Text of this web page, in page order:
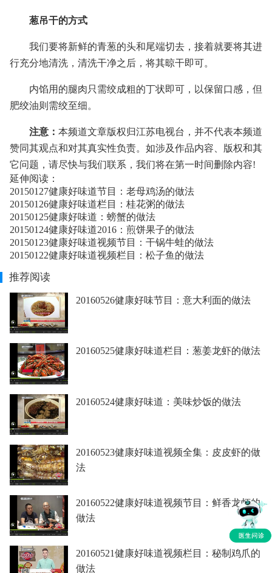
葱吊干的方式
我们要将新鲜的青葱的头和尾端切去，接着就要将其进
行充分地清洗，清洗干净之后，将其晾干即可。
内馅用的腿肉只需绞成粗的丁状即可，以保留口感，但
肥绞油则需绞至细。
注意： 本频道文章版权归江苏电视台，并不代表本频道
赞同其观点和对其真实性负责。如涉及作品内容、版权和其
它问题，请尽快与我们联系，我们将在第一时间删除内容!
延伸阅读：
20150127健康好味道节目：老母鸡汤的做法
20150126健康好味道栏目：桂花粥的做法
20150125健康好味道：螃蟹的做法
20150124健康好味道2016：煎饼果子的做法
20150123健康好味道视频节目：干锅牛蛙的做法
20150122健康好味道视频栏目：松子鱼的做法
推荐阅读
20160526健康好味节目：意大利面的做法
20160525健康好味道栏目：葱姜龙虾的做法
20160524健康好味道：美味炒饭的做法
20160523健康好味道视频全集：皮皮虾的做
法
20160522健康好味道视频节目：鲜香龙虾的
做法
20160521健康好味道视频栏目：秘制鸡爪的
做法